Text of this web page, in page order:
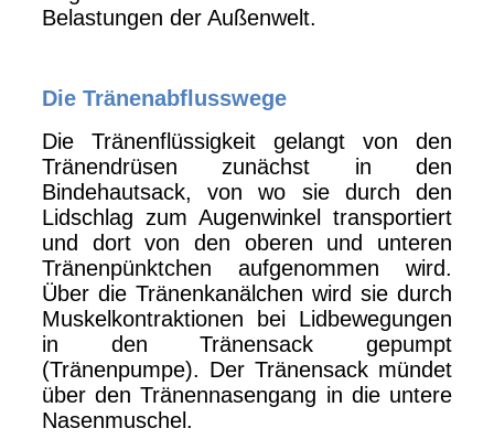
Belastungen der Außenwelt.
Die Tränenabflusswege
Die Tränenflüssigkeit gelangt von den
Tränendrüsen zunächst in den
Bindehautsack, von wo sie durch den
Lidschlag zum Augenwinkel transportiert
und dort von den oberen und unteren
Tränenpünktchen aufgenommen wird.
Über die Tränenkanälchen wird sie durch
Muskelkontraktionen bei Lidbewegungen
in den Tränensack gepumpt
(Tränenpumpe). Der Tränensack mündet
über den Tränennasengang in die untere
Nasenmuschel.